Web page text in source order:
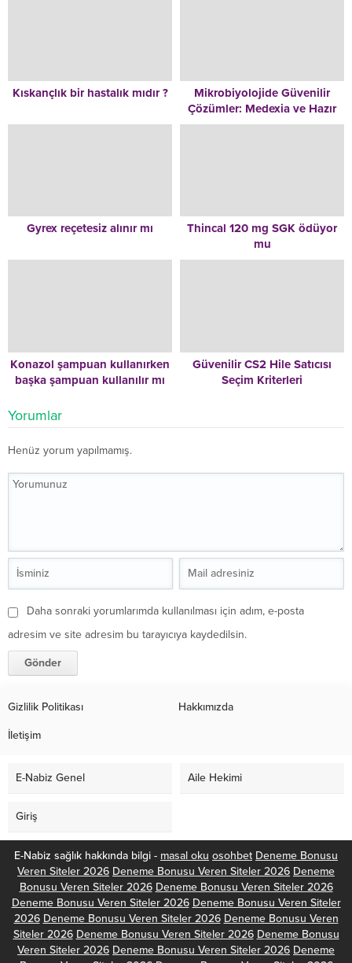
Kıskançlık bir hastalık mıdır ?
Mikrobiyolojide Güvenilir
Çözümler: Medexia ve Hazır
Besiyerleri
Gyrex reçetesiz alınır mı
Thincal 120 mg SGK ödüyor
mu
Konazol şampuan kullanırken
başka şampuan kullanılır mı
Güvenilir CS2 Hile Satıcısı
Seçim Kriterleri
Yorumlar
Henüz yorum yapılmamış.
Daha sonraki yorumlarımda kullanılması için adım, e-posta
adresim ve site adresim bu tarayıcıya kaydedilsin.
Gizlilik Politikası Hakkımızda
İletişim
E-Nabiz Genel Aile Hekimi
Giriş
E-Nabiz sağlık hakkında bilgi - masal oku osohbet Deneme Bonusu
Veren Siteler 2026 Deneme Bonusu Veren Siteler 2026 Deneme
Bonusu Veren Siteler 2026 Deneme Bonusu Veren Siteler 2026
Deneme Bonusu Veren Siteler 2026 Deneme Bonusu Veren Siteler
2026 Deneme Bonusu Veren Siteler 2026 Deneme Bonusu Veren
Siteler 2026 Deneme Bonusu Veren Siteler 2026 Deneme Bonusu
Veren Siteler 2026 Deneme Bonusu Veren Siteler 2026 Deneme